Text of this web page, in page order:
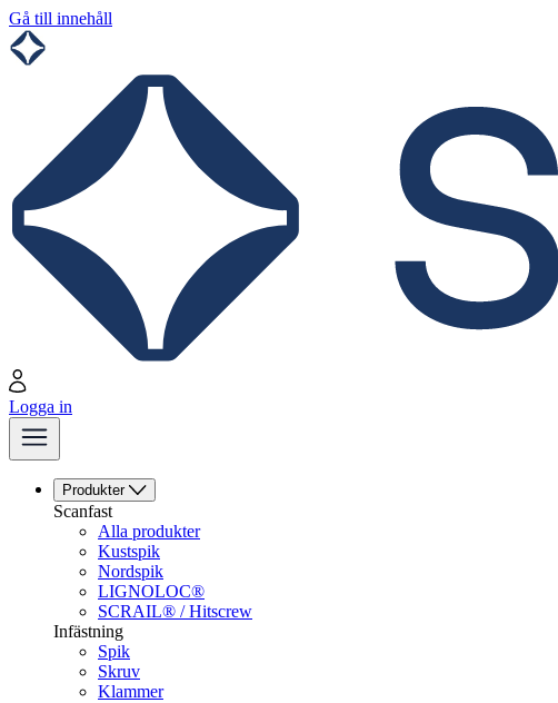
Gå till innehåll
Logga in
Produkter
Scanfast
Alla produkter
Kustspik
Nordspik
LIGNOLOC®
SCRAIL® / Hitscrew
Infästning
Spik
Skruv
Klammer